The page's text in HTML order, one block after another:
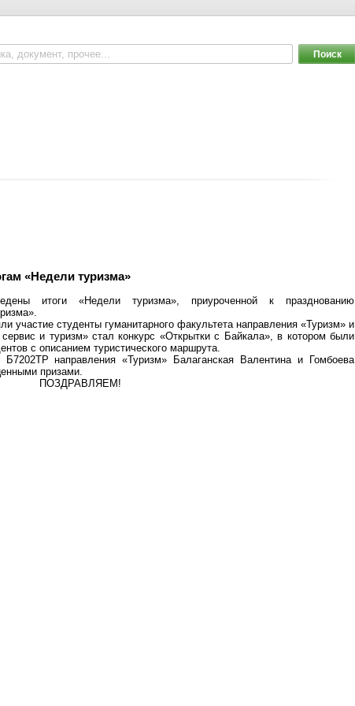
«Недели туризма»
итоги «Недели туризма», приуроченной к празднованию
участие студенты гуманитарного факультета направления «Туризм» и
и туризм» стал конкурс «Открытки с Байкала», в котором были
с описанием туристического маршрута.
Б7202ТР направления «Туризм» Балаганская Валентина и Гомбоева
призами.
ПОЗДРАВЛЯЕМ!